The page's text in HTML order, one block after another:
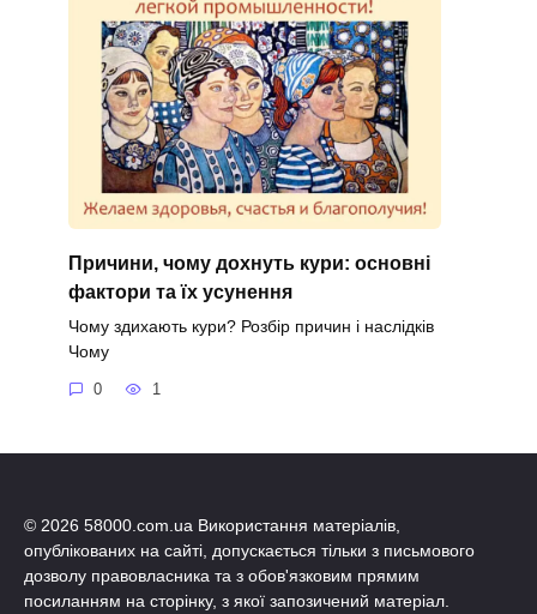
Причини, чому дохнуть кури: основні
фактори та їх усунення
Чому здихають кури? Розбір причин і наслідків
Чому
0 1
© 2026 58000.com.ua Використання матеріалів,
опублікованих на сайті, допускається тільки з письмового
дозволу правовласника та з обов'язковим прямим
посиланням на сторінку, з якої запозичений матеріал.